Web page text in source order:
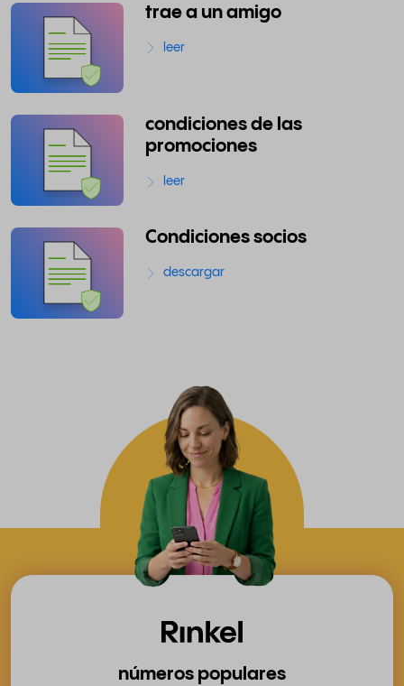
trae a un amigo
leer
condiciones de las
promociones
leer
Condiciones socios
descargar
números populares